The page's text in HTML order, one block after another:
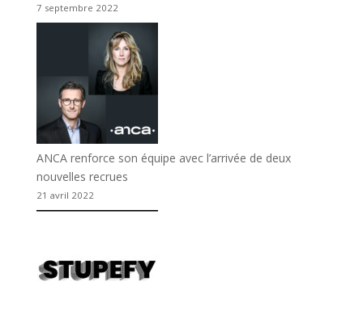
7 septembre 2022
ANCA renforce son équipe avec l’arrivée de deux
nouvelles recrues
21 avril 2022